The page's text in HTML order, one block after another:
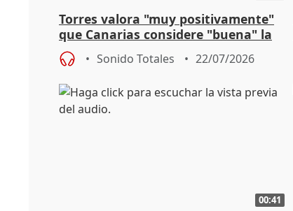
Torres valora "muy positivamente"
que Canarias considere "buena" la
propuesta del CPFF
Sonido Totales 22/07/2026
00:41